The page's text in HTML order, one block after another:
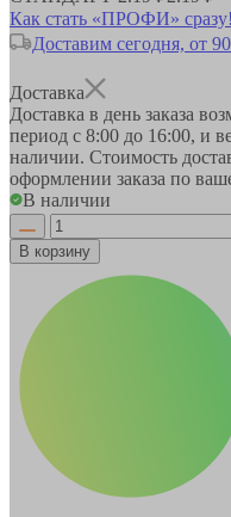
Как стать «ПРОФИ» сразу!
Доставим сегодня, от
Доставка
Доставка в день заказа
период с 8:00 до 16:00, и
наличии. Стоимость
оформлении заказа по
В наличии
В корзину